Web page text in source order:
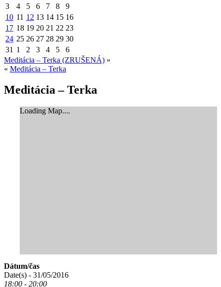
3
4 5 6 7 8
9
10 11 12 13 14 15 16
17 18 19 20 21 22 23
24 25 26 27 28 29 30
31 1 2 3 4 5
6
Meditácia – Terka (ZRUŠENÁ) »
« Meditácia – Terka
Meditácia – Terka
Loading Map....
Dátum/čas
Date(s) - 31/05/2016
18:00 - 20:00